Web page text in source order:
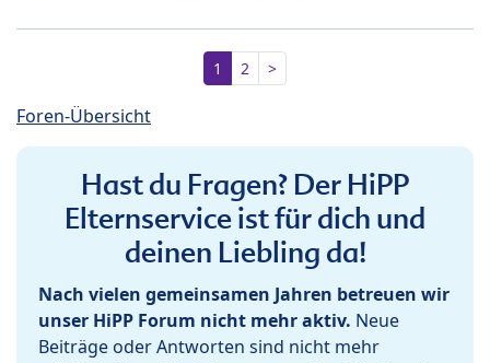
1 2 >
Foren-Übersicht
Hast du Fragen? Der HiPP
Elternservice ist für dich und
deinen Liebling da!
Nach vielen gemeinsamen Jahren betreuen wir
unser HiPP Forum nicht mehr aktiv. Neue
Beiträge oder Antworten sind nicht mehr